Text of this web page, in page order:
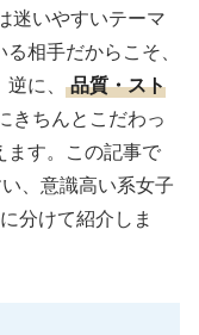
迷いやすいテーマ
相手だからこそ、
に、
品質・スト
きちんとこだわっ
ます。この記事で
、意識高い系女子
分けて紹介しま